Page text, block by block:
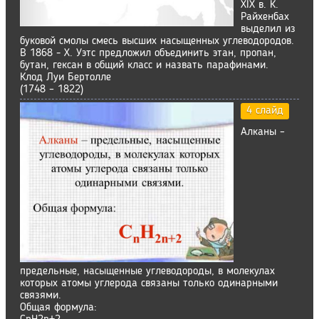
XIX в. К.
Райхенбах
выделил из
буковой смолы смесь высших насыщенных углеводородов.
В 1868 - Х. Уэтс предложил объединить этан, пропан,
бутан, гексан в общий класс и назвать парафинами.
Клод Луи Бертолле
(1748 – 1822)
4 слайд
Алканы –
предельные, насыщенные углеводороды, в молекулах
которых атомы углерода связаны только одинарными
связями.
Общая формула: